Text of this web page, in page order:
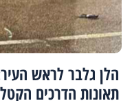
הלן גלבר לראש
תאונות הדרכים